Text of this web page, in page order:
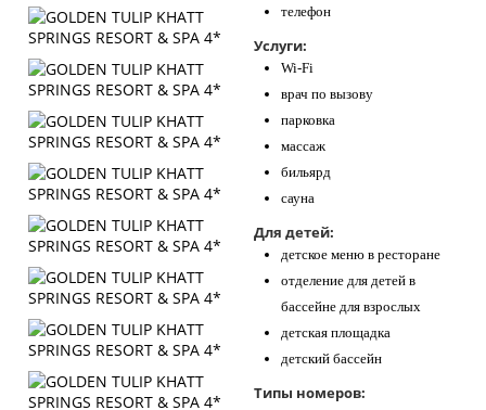
телефон
Услуги:
Wi-Fi
врач по вызову
парковка
массаж
бильярд
сауна
Для детей:
детское меню в ресторане
отделение для детей в
бассейне для взрослых
детская площадка
детский бассейн
Типы номеров: